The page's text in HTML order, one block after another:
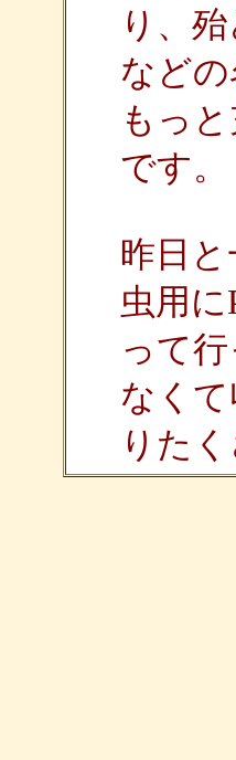
り、
など
もっ
です。
昨日
虫用
って
なく
りた